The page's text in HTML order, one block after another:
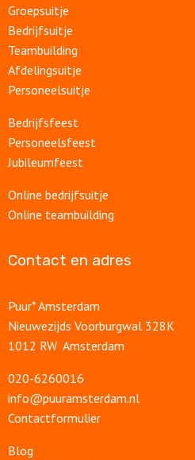
Groepsuitje
Bedrijfsuitje
Teambuilding
Afdelingsuitje
Personeelsuitje
Bedrijfsfeest
Personeelsfeest
Jubileumfeest
Online bedrijfsuitje
Online teambuilding
Contact en adres
Puur* Amsterdam
Nieuwezijds Voorburgwal 328K
1012 RW Amsterdam
020-6260016
info@puuramsterdam.nl
Contactformulier
Blog